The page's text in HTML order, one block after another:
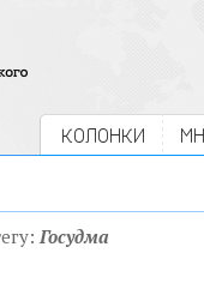
КОЛОНКИ
Госудма